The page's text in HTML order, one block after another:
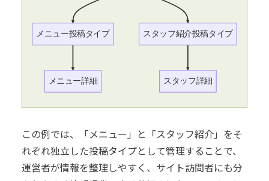
メニュー投稿タイプ スタッフ紹介投稿タイプ
メニュー詳細 スタッフ詳細
この例では、「メニュー」と「スタッフ紹介」をそ
れぞれ独立した投稿タイプとして管理することで、
運営者が情報を整理しやすく、サイト訪問者にも分